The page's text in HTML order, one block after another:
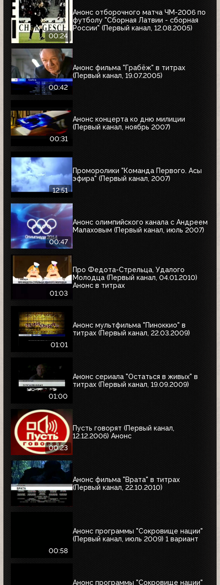
00:24
Анонс отборочного матча ЧМ-2006 по
футболу "Сборная Латвии - сборная
России" (Первый канал, 12.08.2005)
00:42
Анонс фильма "Грабёж" в титрах
(Первый канал, 19.07.2005)
00:31
Анонс концерта ко дню милиции
(Первый канал, ноябрь 2007)
12:51
Проморолики "Команда Первого. Асы
эфира" (Первый канал, 2007)
00:47
Анонс олимпийского канала с Андреем
Малаховым (Первый канал, июль 2007)
01:03
Про Федота-Стрельца, Удалого
Молодца (Первый канал, 04.01.2010)
Анонс в титрах
01:01
Анонс мультфильма "Пиноккио" в
титрах (Первый канал, 22.03.2009)
01:00
Анонс сериала "Остаться в живых" в
титрах (Первый канал, 19.09.2009)
00:23
Пусть говорят (Первый канал,
12.12.2006) Анонс
Анонс фильма "Врата" в титрах
(Первый канал, 22.10.2010)
00:58
Анонс программы "Сокровище нации"
(Первый канал, июль 2009) 1 вариант
Анонс программы "Сокровище нации"